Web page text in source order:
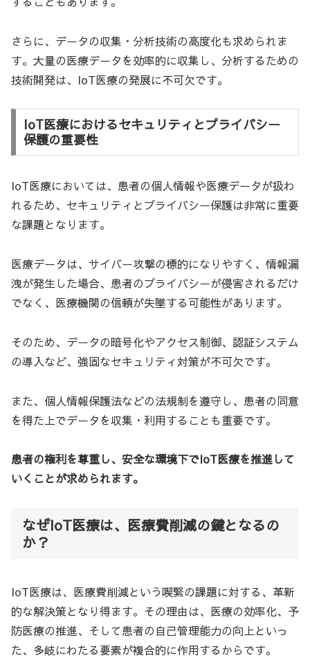
さらに、データの収集・分析技術の高度化も求められま
す。大量の医療データを効率的に収集し、分析するための
技術開発は、IoT医療の発展に不可欠です。
IoT医療におけるセキュリティとプライバシー
保護の重要性
IoT医療においては、患者の個人情報や医療データが扱わ
れるため、セキュリティとプライバシー保護は非常に重要
な課題となります。
医療データは、サイバー攻撃の標的になりやすく、情報漏
洩が発生した場合、患者のプライバシーが侵害されるだけ
でなく、医療機関の信頼が失墜する可能性があります。
そのため、データの暗号化やアクセス制御、認証システム
の導入など、強固なセキュリティ対策が不可欠です。
また、個人情報保護法などの法規制を遵守し、患者の同意
を得た上でデータを収集・利用することも重要です。
患者の権利を尊重し、安全な環境下でIoT医療を推進して
いくことが求められます。
なぜIoT医療は、医療費削減の鍵となるの
か？
IoT医療は、医療費削減という喫緊の課題に対する、革新
的な解決策となり得ます。その理由は、医療の効率化、予
防医療の推進、そして患者の自己管理能力の向上といっ
た、多岐にわたる要素が複合的に作用するからです。